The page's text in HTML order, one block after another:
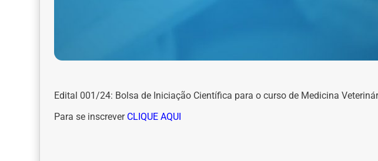
Edital 001/24: Bolsa de Iniciação Científica para o curso de Medicina
Para se inscrever CLIQUE AQUI